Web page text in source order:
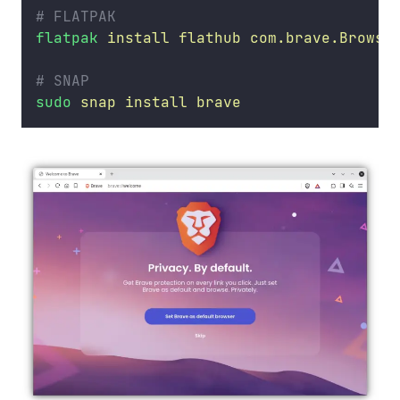
# FLATPAK
flatpak install flathub
# SNAP
sudo snap install brave